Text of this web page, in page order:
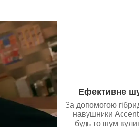
Ефективне
За допомогою
навушники
будь то шум